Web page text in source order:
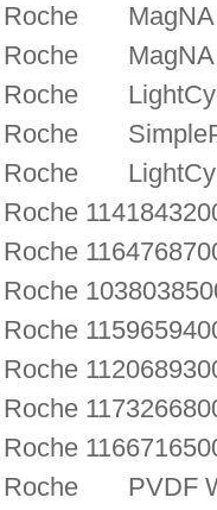
Roche MagNA
Roche MagNA
Roche
Roche
Roche
Roche
Roche
Roche
Roche
Roche
Roche
Roche
Roche PVDF